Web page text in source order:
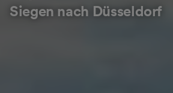
Siegen nach Düsseldorf